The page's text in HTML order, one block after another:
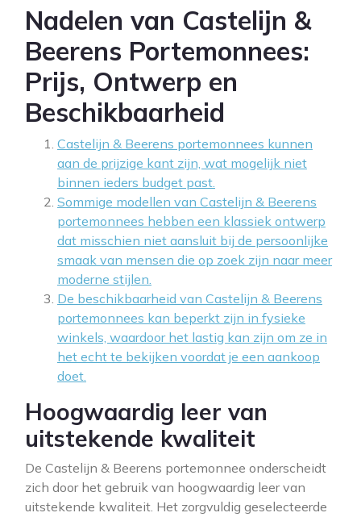
Nadelen van Castelijn &
Beerens Portemonnees:
Prijs, Ontwerp en
Beschikbaarheid
Castelijn & Beerens portemonnees kunnen
aan de prijzige kant zijn, wat mogelijk niet
binnen ieders budget past.
Sommige modellen van Castelijn & Beerens
portemonnees hebben een klassiek ontwerp
dat misschien niet aansluit bij de persoonlijke
smaak van mensen die op zoek zijn naar meer
moderne stijlen.
De beschikbaarheid van Castelijn & Beerens
portemonnees kan beperkt zijn in fysieke
winkels, waardoor het lastig kan zijn om ze in
het echt te bekijken voordat je een aankoop
doet.
Hoogwaardig leer van
uitstekende kwaliteit
De Castelijn & Beerens portemonnee onderscheidt
zich door het gebruik van hoogwaardig leer van
uitstekende kwaliteit. Het zorgvuldig geselecteerde